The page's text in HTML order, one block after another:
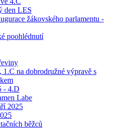
den LES
žákovského parlamentu -
poohlédnutí
na dobrodružné výpravě s
- 4.D
Labe
2025
běžců